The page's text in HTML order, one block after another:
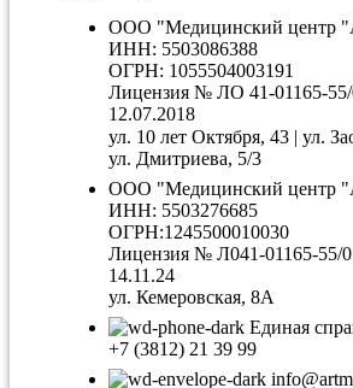
ООО "Медицинский центр
ИНН: 5503086388
ОГРН: 1055504003191
Лицензия № ЛО 41-01165-
12.07.2018
ул. 10 лет Октября, 43 | ул.
ул. Дмитриева, 5/3
ООО "Медицинский центр
ИНН: 5503276685
ОГРН:1245500010030
Лицензия № Л041-01165-55/
14.11.24
ул. Кемеровская, 8А
Единая
+7 (3812) 21 39 99